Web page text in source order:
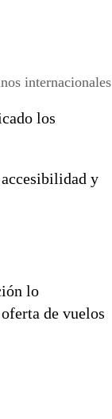
internacionales
los
accesibilidad y
lo
de vuelos